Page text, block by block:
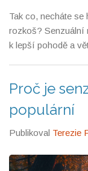
Tak co, necháte se
rozkoš? Senzuální
k lepší pohodě a
Proč je
populární
Publikoval Terezie